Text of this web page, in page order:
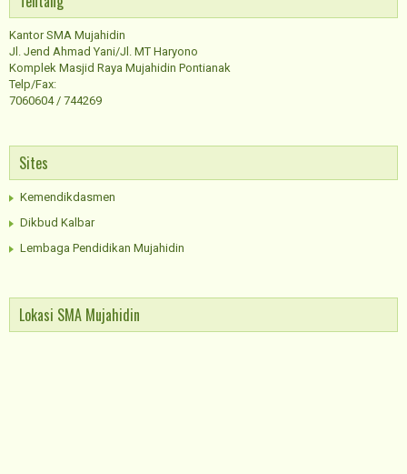
Kantor SMA Mujahidin
Jl. Jend Ahmad Yani/Jl. MT Haryono
Komplek Masjid Raya Mujahidin Pontianak
Telp/Fax:
7060604 / 744269
Sites
Kemendikdasmen
Dikbud Kalbar
Lembaga Pendidikan Mujahidin
Lokasi SMA Mujahidin